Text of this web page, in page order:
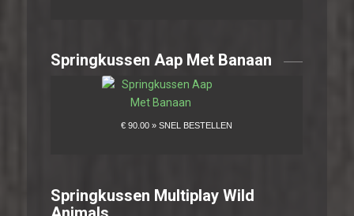
Springkussen Aap Met Banaan
Springkussen Multiplay Wild